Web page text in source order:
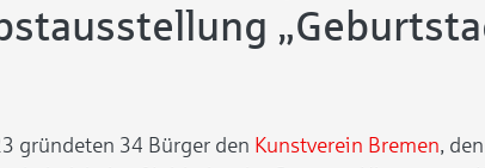
gründeten 34 Bürger den Kunstverein Bremen,